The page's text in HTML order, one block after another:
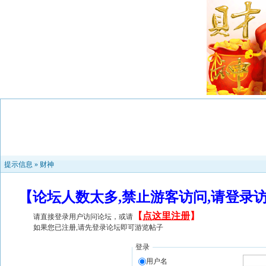
提示信息 » 财神
【论坛人数太多,禁止游客访问,请登
请直接登录用户访问论坛，或请 【 点这里注册】
如果您已注册,请先登录论坛即可游览帖子
登录
用户名